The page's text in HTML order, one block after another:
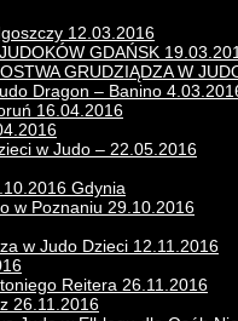
12.03.2016
GDAŃSK
GRUDZIĄDZA W
Dragon – Banino
16.04.2016
w Judo – 22.05.2016
Gdynia
w Poznaniu 29.10.2016
w Judo Dzieci 12.11.2016
Reitera 26.11.2016
26.11.2016